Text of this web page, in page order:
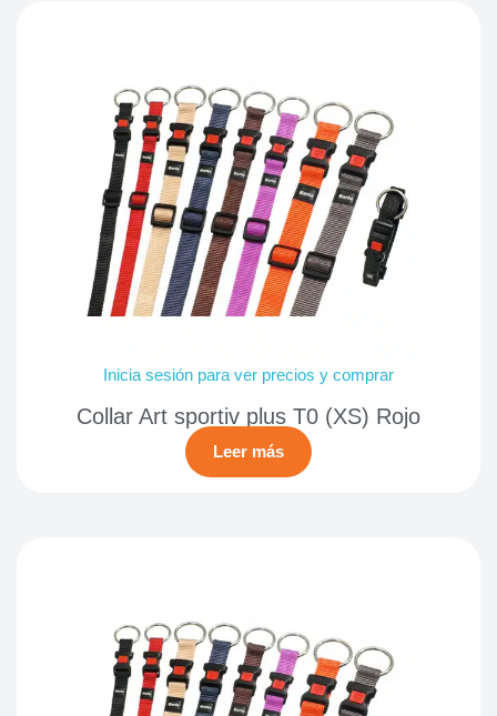
Inicia sesión para ver precios y comprar
Collar Art sportiv plus T0 (XS) Rojo
Leer más